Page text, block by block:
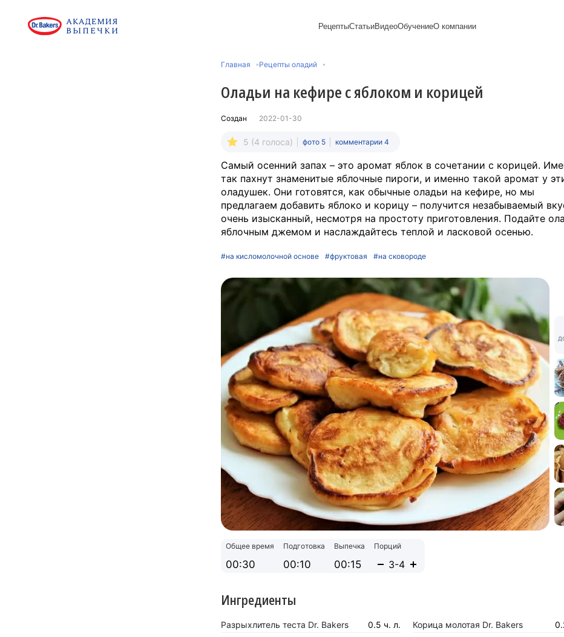
Рецепты
Пасхальная выпечка
Пряники
Статьи
выпечка
закуски
ВидеоОбучениеО компании
Карьера
Главная Рецепты оладий
Оладьи на кефире с яблоком и корицей
Создан 2022-01-30
5 (4 голоса) фото 5 комментарии 4
Самый осенний запах – это аромат яблок в сочетании с корицей.
так пахнут знаменитые яблочные пироги, и именно такой аромат у
оладушек. Они готовятся, как обычные оладьи на кефире, но мы
предлагаем добавить яблоко и корицу – получится незабываемый
очень изысканный, несмотря на простоту приготовления. Подайте
яблочным джемом и наслаждайтесь теплой и ласковой осенью.
#на кисломолочной основе #фруктовая #на сковороде
Общее время
00:30
Подготовка
00:10
Выпечка
00:15
Порций
Ингредиенты
Разрыхлитель теста Dr. Bakers 0.5 ч. л. Корица молотая Dr. Bakers